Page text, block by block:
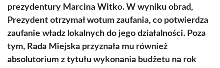
prezydentury Marcina Witko. W wyniku obrad,
Prezydent otrzymał wotum zaufania, co potwierdza
zaufanie władz lokalnych do jego działalności. Poza
tym, Rada Miejska przyznała mu również
absolutorium z tytułu wykonania budżetu na rok